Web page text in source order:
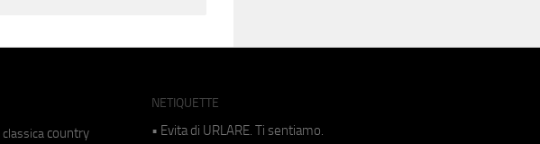
classica country
NETIQUETTE
• Evita di URLARE. Ti sentiamo.